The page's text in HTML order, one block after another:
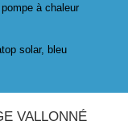
à chaleur
solar, bleu
VALLONNÉ